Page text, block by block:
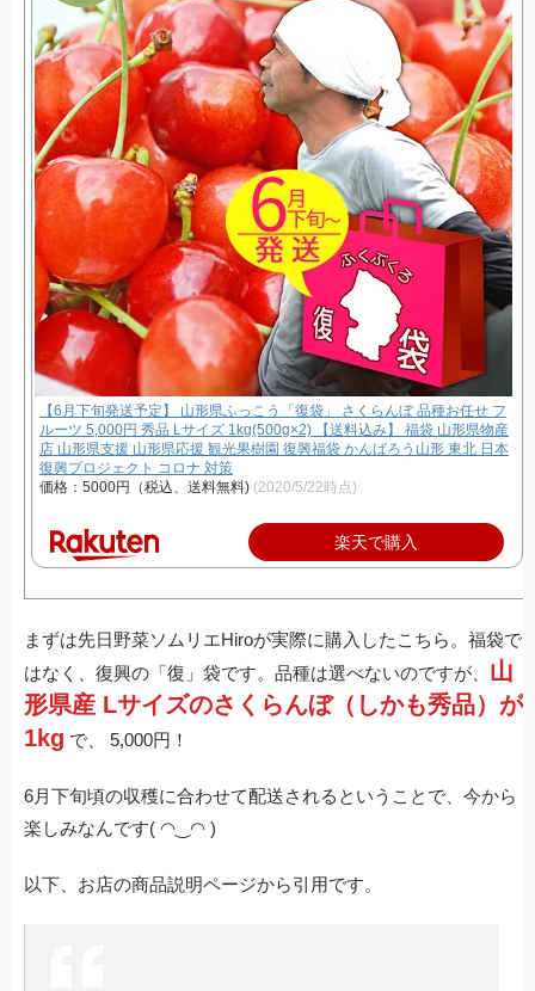
【6月下旬発送予定】 山形県ふっこう「復袋」 さくらんぼ 品種お任せ フ
ルーツ 5,000円 秀品 Lサイズ 1kg(500g×2) 【送料込み】 福袋 山形県物産
店 山形県支援 山形県応援 観光果樹園 復興福袋 かんばろう山形 東北 日本
復興プロジェクト コロナ 対策
価格：5000円（税込、送料無料) (2020/5/22時点)
楽天で購入
まずは先日野菜ソムリエHiroが実際に購入したこちら。福袋で
はなく、復興の「復」袋です。品種は選べないのですが、 山
形県産 Lサイズのさくらんぼ（しかも秀品）が
1kg で、 5,000円！
6月下旬頃の収穫に合わせて配送されるということで、今から
楽しみなんです( ◠‿◠ )
以下、お店の商品説明ページから引用です。